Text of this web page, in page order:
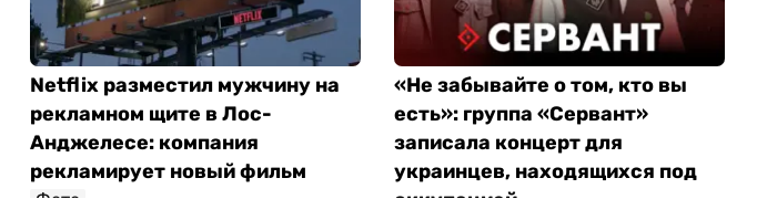
Netflix разместил мужчину на
рекламном щите в Лос-
Анджелесе: компания
рекламирует новый фильм
«Не забывайте о том, кто вы
есть»: группа «Сервант»
записала концерт для
украинцев, находящихся под